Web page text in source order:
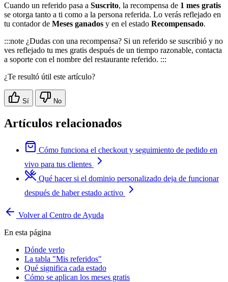
Cuando un referido pasa a Suscrito, la recompensa de 1 mes gratis
se otorga tanto a ti como a la persona referida. Lo verás reflejado en
tu contador de Meses ganados y en el estado Recompensado.
:::note ¿Dudas con una recompensa? Si un referido se suscribió y no
ves reflejado tu mes gratis después de un tiempo razonable, contacta
a soporte con el nombre del restaurante referido. :::
¿Te resultó útil este artículo?
Sí No
Artículos relacionados
Cómo funciona el checkout y seguimiento de pedido en
vivo para tus clientes
Qué hacer si el dominio personalizado deja de funcionar
después de haber estado activo
Volver al Centro de Ayuda
En esta página
Dónde verlo
La tabla "Mis referidos"
Qué significa cada estado
Cómo se aplican los meses gratis